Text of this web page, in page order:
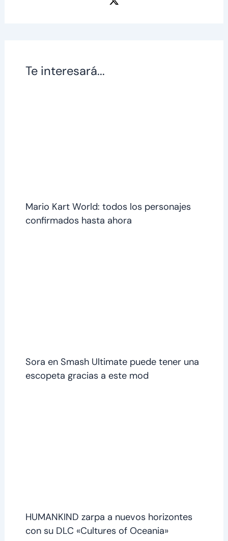
Te interesará...
Mario Kart World: todos los personajes
confirmados hasta ahora
Sora en Smash Ultimate puede tener una
escopeta gracias a este mod
HUMANKIND zarpa a nuevos horizontes
con su DLC «Cultures of Oceania»